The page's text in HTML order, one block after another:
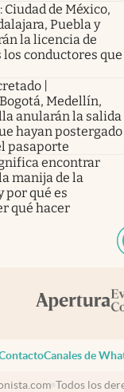
Ciudad de México,
Puebla y
la licencia de
conductores que
|
Medellín,
anularán la salida
hayan postergado
pasaporte
encontrar
manija de la
por qué es
qué hacer
Canales de
Todos los